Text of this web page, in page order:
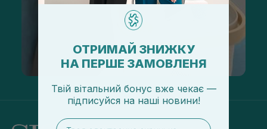
ОТРИМАЙ ЗНИЖКУ
НА ПЕРШЕ ЗАМОВЛЕНЯ
Твій вітальний бонус вже чекає —
підписуйся на наші новини!
email